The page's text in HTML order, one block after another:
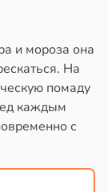
и мороза она
На
помаду
каждым
с